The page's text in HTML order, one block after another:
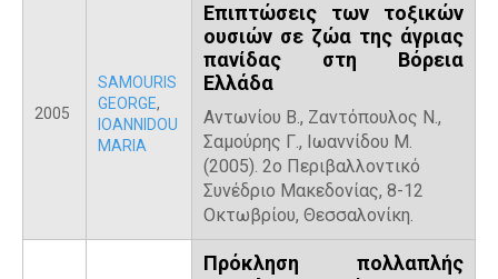
2005
SAMOURIS
GEORGE,
IOANNIDOU
MARIA
Επιπτώσεις των τοξικών
ουσιών σε ζώα της άγριας
πανίδας στη Βόρεια
Ελλάδα
Αντωνίου Β., Ζαντόπουλος Ν.,
Σαμούρης Γ., Ιωαννίδου Μ.
(2005). 2ο Περιβαλλοντικό
Συνέδριο Μακεδονίας, 8-12
Οκτωβρίου, Θεσσαλονίκη.
Πρόκληση πολλαπλής